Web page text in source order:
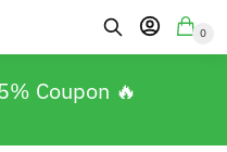
0
Coupon 🔥